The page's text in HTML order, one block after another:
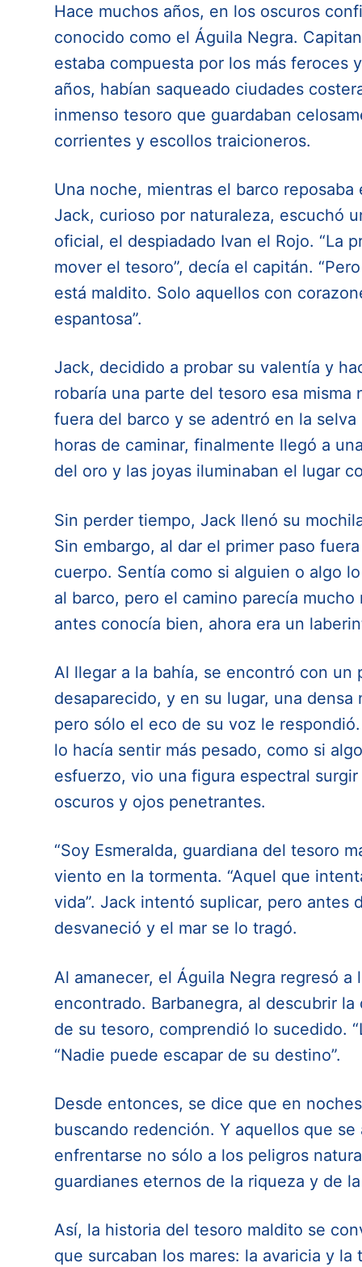
Hace muchos años, en los oscuros
conocido como el Águila Negra.
estaba compuesta por los más feroces
años, habían saqueado ciudades
inmenso tesoro que guardaban
corrientes y escollos traicioneros.
Una noche, mientras el barco
Jack, curioso por naturaleza, escuchó
oficial, el despiadado Ivan el Rojo. “La
mover el tesoro”, decía el capitán.
está maldito. Solo aquellos con
espantosa”.
Jack, decidido a probar su valentía y
robaría una parte del tesoro esa
fuera del barco y se adentró en la
horas de caminar, finalmente llegó a
del oro y las joyas iluminaban el lugar
Sin perder tiempo, Jack llenó su
Sin embargo, al dar el primer paso
cuerpo. Sentía como si alguien o algo
al barco, pero el camino parecía
antes conocía bien, ahora era un
Al llegar a la bahía, se encontró con un
desaparecido, y en su lugar, una
pero sólo el eco de su voz le
lo hacía sentir más pesado, como si
esfuerzo, vio una figura espectral
oscuros y ojos penetrantes.
“Soy Esmeralda, guardiana del tesoro
viento en la tormenta. “Aquel que
vida”. Jack intentó suplicar, pero antes
desvaneció y el mar se lo tragó.
Al amanecer, el Águila Negra regresó
encontrado. Barbanegra, al descubrir
de su tesoro, comprendió lo sucedido.
“Nadie puede escapar de su destino”.
Desde entonces, se dice que en
buscando redención. Y aquellos que
enfrentarse no sólo a los peligros
guardianes eternos de la riqueza y de
Así, la historia del tesoro maldito se
que surcaban los mares: la avaricia y